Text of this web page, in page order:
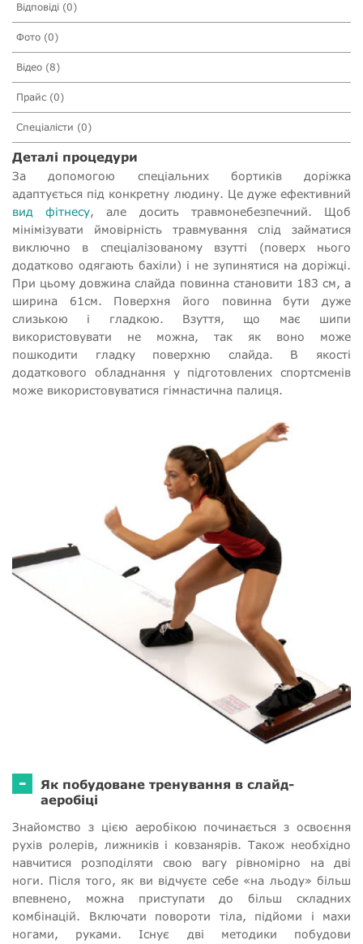
Відповіді (0)
Фото (0)
Відео (8)
Прайс (0)
Спеціалісти (0)
Деталі процедури
За допомогою спеціальних бортиків доріжка
адаптується під конкретну людину. Це дуже ефективний
вид фітнесу, але досить травмонебезпечний. Щоб
мінімізувати ймовірність травмування слід займатися
виключно в спеціалізованому взутті (поверх нього
додатково одягають бахіли) і не зупинятися на доріжці.
При цьому довжина слайда повинна становити 183 см, а
ширина 61см. Поверхня його повинна бути дуже
слизькою і гладкою. Взуття, що має шипи
використовувати не можна, так як воно може
пошкодити гладку поверхню слайда. В якості
додаткового обладнання у підготовлених спортсменів
може використовуватися гімнастична палиця.
-
Як побудоване тренування в слайд-
аеробіці
Знайомство з цією аеробікою починається з освоєння
рухів ролерів, лижників і ковзанярів. Також необхідно
навчитися розподіляти свою вагу рівномірно на дві
ноги. Після того, як ви відчуєте себе «на льоду» більш
впевнено, можна приступати до більш складних
комбінацій. Включати повороти тіла, підйоми і махи
ногами, руками. Існує дві методики побудови